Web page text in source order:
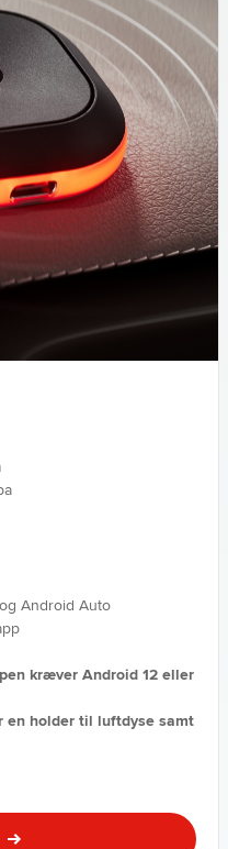
Android Auto
kræver Android 12 eller
en holder til luftdyse samt